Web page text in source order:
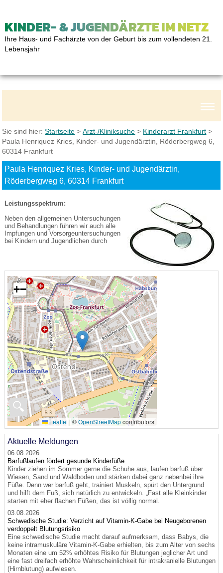
KINDER- & JUGENDÄRZTE IM NETZ
Ihre Haus- und Fachärzte von der Geburt bis zum vollendeten 21.
Lebensjahr
Sie sind hier:Startseite >Arzt-/Kliniksuche > Kinderarzt Frankfurt >
Paula Henriquez Kries, Kinder- und Jugendärztin, Röderbergweg 6,
60314 Frankfurt
Paula Henriquez Kries, Kinder- und Jugendärztin,
Röderbergweg 6, 60314 Frankfurt
Leistungsspektrum:
Neben den allgemeinen Untersuchungen
und Behandlungen führen wir auch alle
Impfungen und Vorsorgeuntersuchungen
bei Kindern und Jugendlichen durch
🔍
+−
Leaflet | ©OpenStreetMapcontributors
Aktuelle Meldungen
06.08.2026
Barfußlaufen fördert gesunde Kinderfüße
Kinder ziehen im Sommer gerne die Schuhe aus, laufen barfuß über
Wiesen, Sand und Waldboden und stärken dabei ganz nebenbei ihre
Füße. Denn wer barfuß geht, trainiert Muskeln, spürt den Untergrund
und hilft dem Fuß, sich natürlich zu entwickeln. „Fast alle Kleinkinder
starten mit eher flachen Füßen, das ist völlig normal.
03.08.2026
Schwedische Studie: Verzicht auf Vitamin-K-Gabe bei Neugeborenen
verdoppelt Blutungsrisiko
Eine schwedische Studie macht darauf aufmerksam, dass Babys, die
keine intramuskuläre Vitamin-K-Gabe erhielten, bis zum Alter von sechs
Monaten eine um 52% erhöhtes Risiko für Blutungen jeglicher Art und
eine fast dreifach erhöhte Wahrscheinlichkeit für intrakranielle Blutungen
(Hirnblutung) aufwiesen.